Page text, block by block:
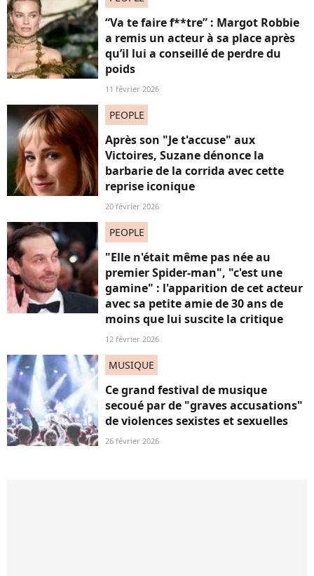
“Va te faire f**tre” : Margot Robbie
a remis un acteur à sa place après
qu’il lui a conseillé de perdre du
poids
11 février 2026
PEOPLE
Après son "Je t'accuse" aux
Victoires, Suzane dénonce la
barbarie de la corrida avec cette
reprise iconique
20 février 2026
PEOPLE
"Elle n'était même pas née au
premier Spider-man", "c'est une
gamine" : l'apparition de cet acteur
avec sa petite amie de 30 ans de
moins que lui suscite la critique
12 février 2026
MUSIQUE
Ce grand festival de musique
secoué par de "graves accusations"
de violences sexistes et sexuelles
26 février 2026